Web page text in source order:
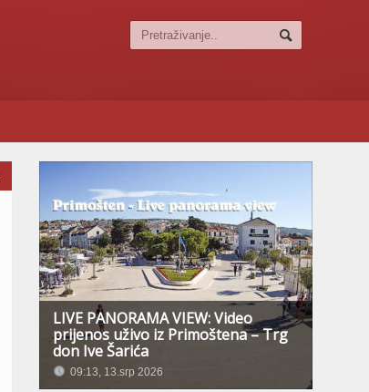
LIVE PANORAMA VIEW: Video
prijenos uživo iz Primoštena – Trg
don Ive Šarića
09:13, 13.srp 2026